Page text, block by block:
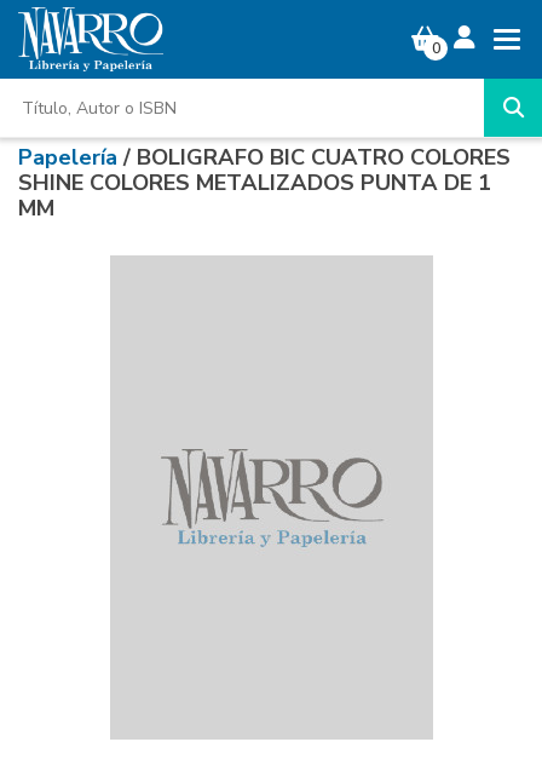
0
Papelería/ BOLIGRAFO BIC CUATRO COLORES
SHINE COLORES METALIZADOS PUNTA DE 1
MM